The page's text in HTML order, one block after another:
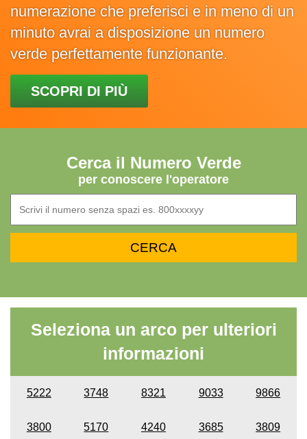
numerazione che preferisci e in meno di un
minuto avrai a disposizione un numero
verde perfettamente funzionante.
SCOPRI DI PIÙ
Cerca il Numero Verde
per conoscere l'operatore
Seleziona un arco per ulteriori
informazioni
5222 3748 8321 9033 9866
3800 5170 4240 3685 3809